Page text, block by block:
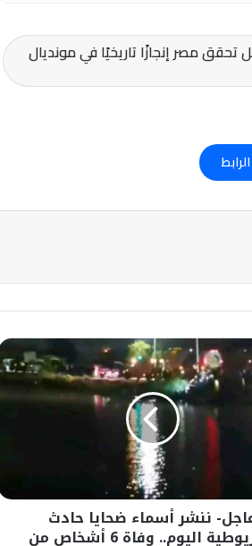
مصر إنجازًا تاريخيًا في مونديال
ننشر أسماء ضحايا حادث
المريوطية اليوم.. وفاة 6 أشخاص من